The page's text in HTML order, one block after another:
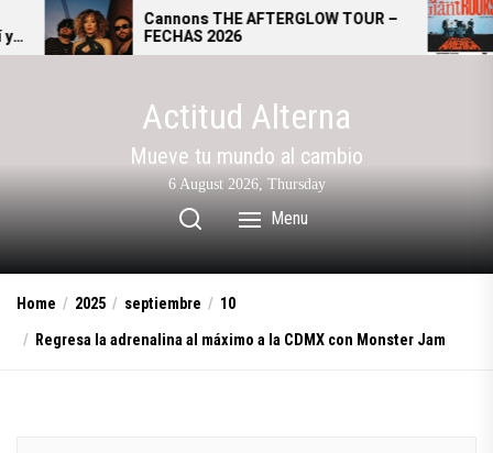
to
THE AFTERGLOW TOUR –
2026
Giant Rooks: El
se convierte en la
alternativo alemán
Actitud Alterna
Mueve tu mundo al cambio
6 August 2026, Thursday
Menu
Home 2025 septiembre
10
Regresa la adrenalina al máximo a la CDMX con Monster Jam